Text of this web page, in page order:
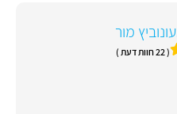
מור
( 22 חוות דעת )